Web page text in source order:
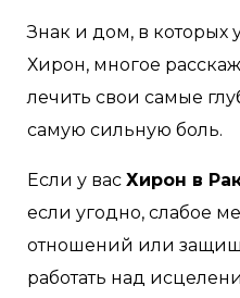
Знак и дом, в которых
Хирон, многое
лечить свои самые
самую сильную боль.
Если у вас Хирон в
если угодно, слабое
отношений или
работать над